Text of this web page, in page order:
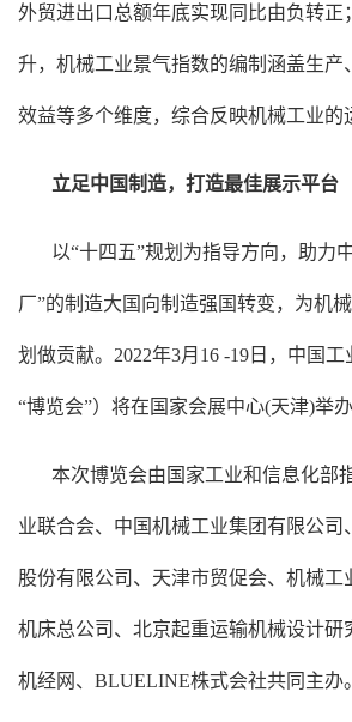
外贸进出口总额年底实现同比由负转正
升，机械工业景气指数的编制涵盖生产
效益等多个维度，综合反映机械工业的
立足中国制造，打造最佳展示平台
以“十四五”规划为指导方向，助力
厂”的制造大国向制造强国转变，为机
划做贡献。2022年3月16 -19日，中国
“博览会”）将在国家会展中心(天津)举办
本次博览会由国家工业和信息化部
业联合会、中国机械工业集团有限公司
股份有限公司、天津市贸促会、机械工
机床总公司、北京起重运输机械设计研
机经网、BLUELINE株式会社共同主办